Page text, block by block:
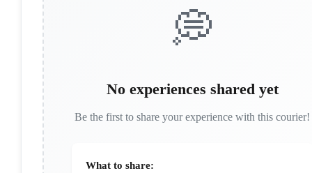
💭
No experiences shared yet
Be the first to share your experience with this courier!
What to share: